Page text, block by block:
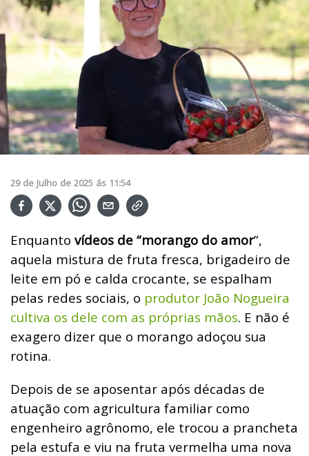
29 de Julho de 2025 ás 11:54
Enquanto vídeos de “morango do amor”,
aquela mistura de fruta fresca, brigadeiro de
leite em pó e calda crocante, se espalham
pelas redes sociais, o produtor João Nogueira
cultiva os dele com as próprias mãos. E não é
exagero dizer que o morango adoçou sua
rotina.
Depois de se aposentar após décadas de
atuação com agricultura familiar como
engenheiro agrônomo, ele trocou a prancheta
pela estufa e viu na fruta vermelha uma nova